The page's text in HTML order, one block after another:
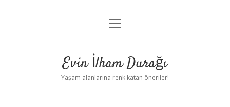
Anasayfa
Yasal Uyarı
menüyü
Evin İlham Durağı
Yaşam alanlarına renk katan öneriler!